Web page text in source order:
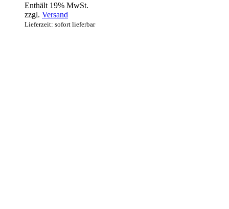
Enthält 19% MwSt.
zzgl. Versand
Lieferzeit: sofort lieferbar